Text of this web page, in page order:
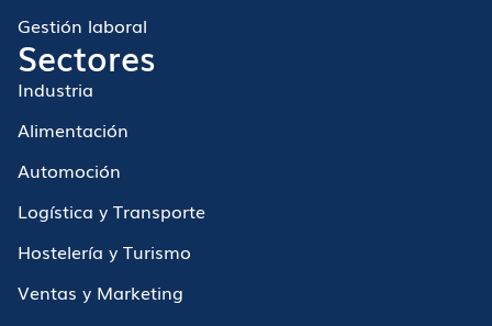
Gestión laboral
Sectores
Industria
Alimentación
Automoción
Logística y Transporte
Hostelería y Turismo
Ventas y Marketing